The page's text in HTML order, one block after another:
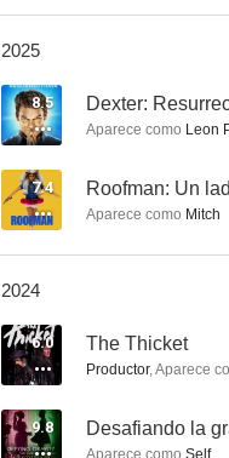
X-Men: Días del futuro pasado
7.6
2025
8.5 Dexter:
Aparece como Leon
7.4 Roofman: Un
Aparece como Mitch
2024
6.0 The Thicket
Productor,Aparece
9.8
Aparece como Self